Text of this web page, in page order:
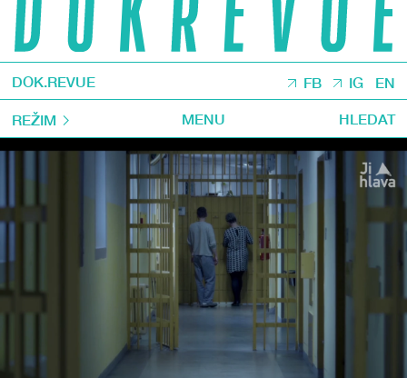
DOK.REVUE FB IG EN
REŽIM MENU HLEDAT